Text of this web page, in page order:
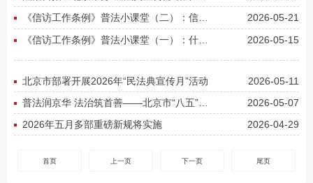
《信访工作条例》普法小课堂（二）：信访事项怎么提？
2026-05-21
2026-05-15
北京市部署开展2026年“民法典宣传月”活动
2026-05-11
2026-05-07
2026年五月多部重磅新规将实施
2026-04-29
首页 上一页 下一页 尾页